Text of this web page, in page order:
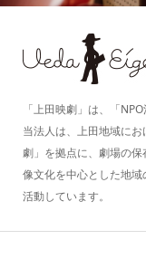
「上田映劇」は、「
当法人は、上田地域に
劇」を拠点に、劇場の
像文化を中心とした地
活動しています。